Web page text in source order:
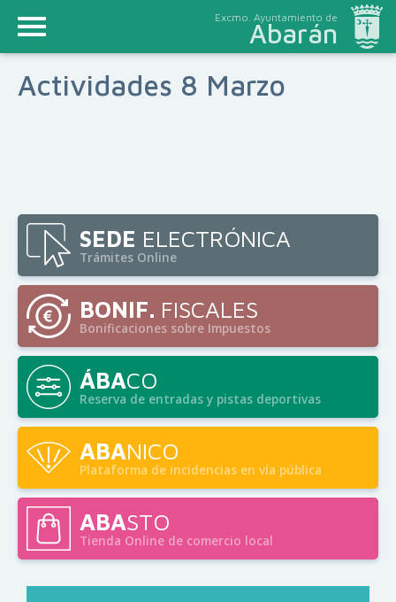
Excmo. Ayuntamiento de
Abarán
Actividades 8 Marzo
SEDE ELECTRÓNICA
Trámites Online
BONIF. FISCALES
Bonificaciones sobre Impuestos
ÁBACO
Reserva de entradas y pistas deportivas
ABANICO
Plataforma de incidencias en vía pública
ABASTO
Tienda Online de comercio local